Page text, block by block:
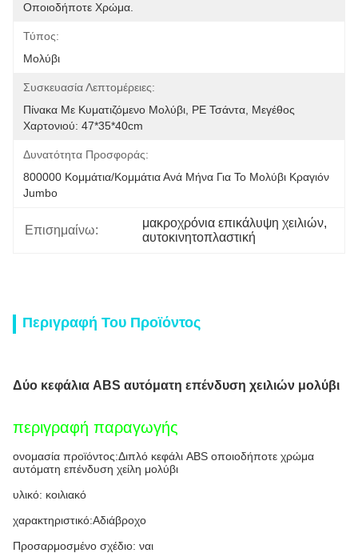
Οποιοδήποτε Χρώμα.
Τύπος:
Μολύβι
Συσκευασία Λεπτομέρειες:
Πίνακα Με Κυματιζόμενο Μολύβι, PE Τσάντα, Μεγέθος
Χαρτονιού: 47*35*40cm
Δυνατότητα Προσφοράς:
800000 Κομμάτια/κομμάτια Ανά Μήνα Για Το Μολύβι Κραγιόν
Jumbo
Επισημαίνω:
μακροχρόνια επικάλυψη χειλιών,
αυτοκινητοπλαστική
Περιγραφή Του Προϊόντος
Δύο κεφάλια ABS αυτόματη επένδυση χειλιών μολύβι
περιγραφή παραγωγής
ονομασία προϊόντος:Διπλό κεφάλι ABS οποιοδήποτε χρώμα
αυτόματη επένδυση χείλη μολύβι
υλικό: κοιλιακό
χαρακτηριστικό:Αδιάβροχο
Προσαρμοσμένο σχέδιο: ναι